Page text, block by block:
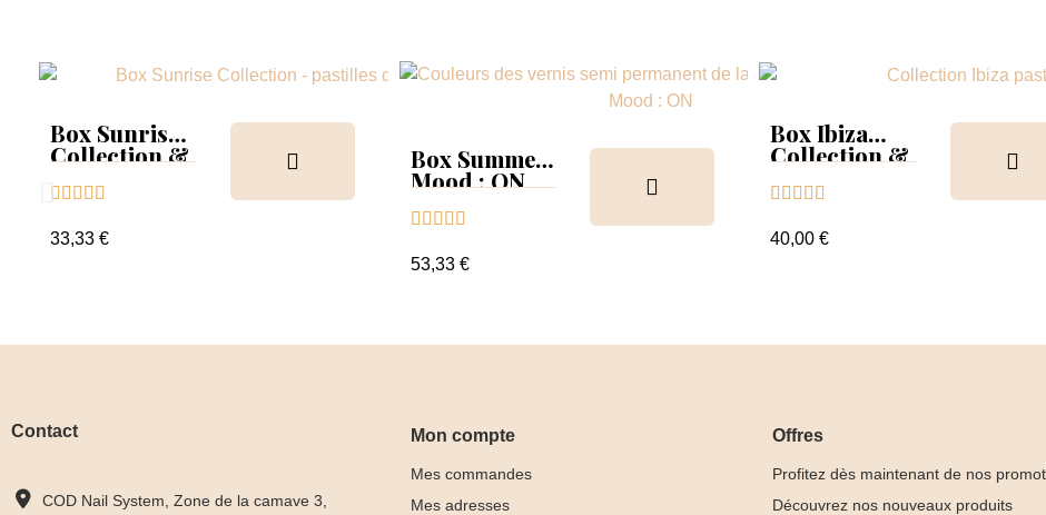
Box Sunrise
Collection &
    
33,33 €
Box Summer
Mood : ON
Collection &
Tips+nuancier
    
53,33 €
Box Ibiza
Collection &
    
40,00 €
Contact
COD Nail System, Zone de la camave 3,
Mon compte
Mes commandes
Mes adresses
Offres
Profitez dès maintenant de nos
Découvrez nos nouveaux produits